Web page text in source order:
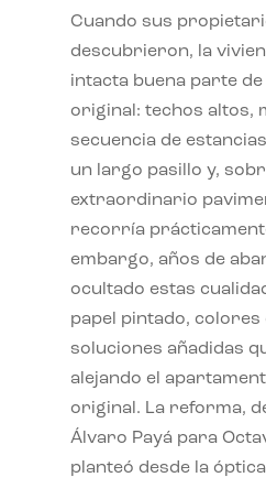
Cuando sus
descubrieron, la
intacta buena parte
original: techos altos,
secuencia de
un largo pasillo y,
extraordinario
recorría
embargo, años de
ocultado estas
papel pintado,
soluciones añadidas
alejando el
original. La reforma,
Álvaro Payá para
planteó desde la